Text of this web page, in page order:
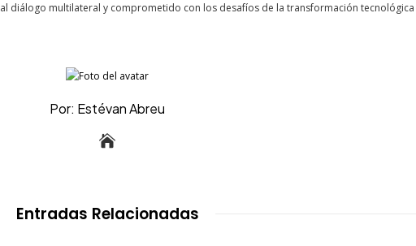
diálogo multilateral y comprometido con los desafíos de la transformación tecnológica
Por: Estévan Abreu
Entradas Relacionadas